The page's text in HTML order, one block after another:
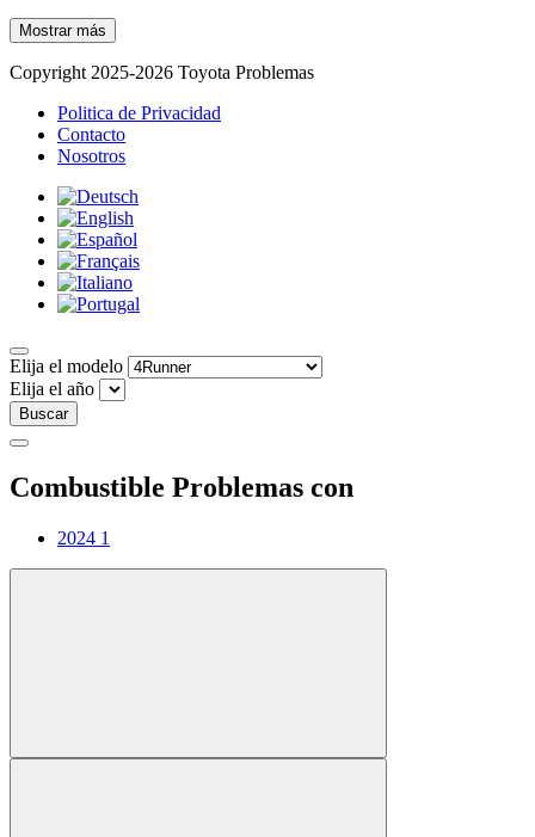
Mostrar más
Copyright 2025-2026 Toyota Problemas
Politica de Privacidad
Contacto
Nosotros
Elija el modelo
Elija el año
Buscar
Combustible Problemas con
2024 1